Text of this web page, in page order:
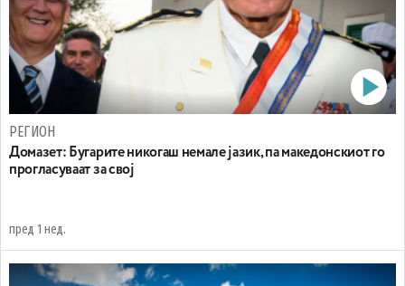
РЕГИОН
Домазет: Бугарите никогаш немале јазик, па македонскиот го
прогласуваат за свој
пред 1 нед.